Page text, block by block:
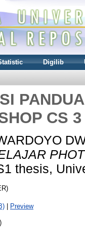
Digilib
CS
thesis,
Preview